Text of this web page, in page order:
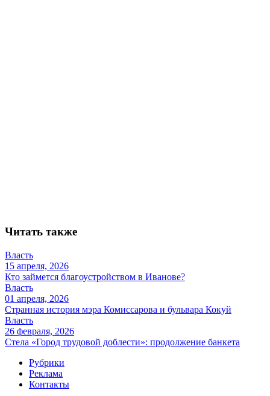
Читать также
Власть
15 апреля, 2026
Кто займется благоустройством в Иванове?
Власть
01 апреля, 2026
Странная история мэра Комиссарова и бульвара Кокуй
Власть
26 февраля, 2026
Стела «Город трудовой доблести»: продолжение банкета
Рубрики
Реклама
Контакты